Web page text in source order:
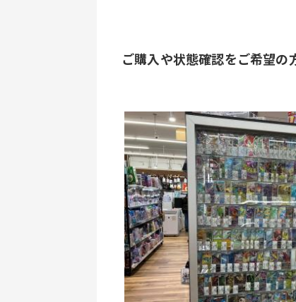
ご購入や状態確認をご希望の